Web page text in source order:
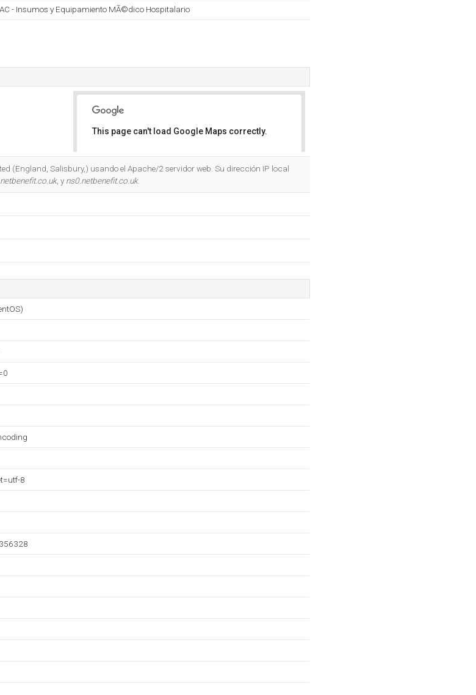
- Insumos y Equipamiento MÃ©dico Hospitalario
This page can't load Google Maps correctly.
(England, Salisbury,) usando el Apache/2 servidor web. Su dirección IP local
, y ns0.netbenefit.co.uk.
8